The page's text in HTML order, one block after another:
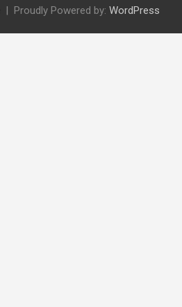
Proudly Powered by: WordPress